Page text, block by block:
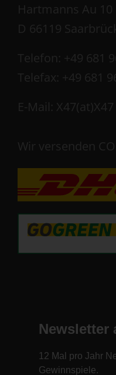
Hartmanns Au 10
D 66119
Telefon: +49 681
Telefax: +49 681
E-Mail:
Wir versenden